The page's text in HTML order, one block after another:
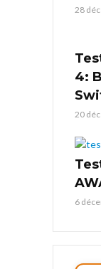
28
4:
20
6